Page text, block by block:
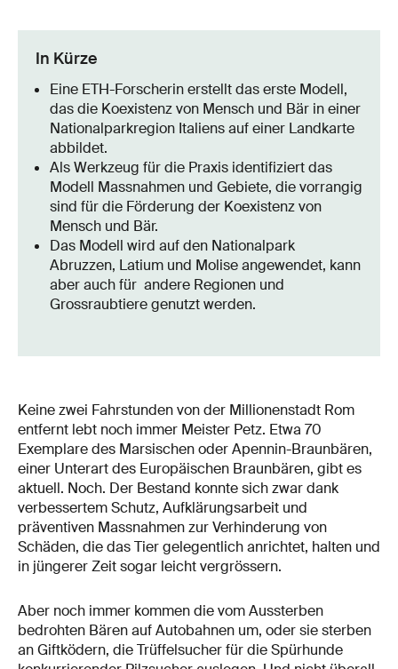
In Kürze
Eine ETH-Forscherin erstellt das erste Modell,
das die Koexistenz von Mensch und Bär in einer
Nationalparkregion Italiens auf einer Landkarte
abbildet.
Als Werkzeug für die Praxis identifiziert das
Modell Massnahmen und Gebiete, die vorrangig
sind für die Förderung der Koexistenz von
Mensch und Bär.
Das Modell wird auf den Nationalpark
Abruzzen, Latium und Molise angewendet, kann
aber auch für andere Regionen und
Grossraubtiere genutzt werden.
Keine zwei Fahrstunden von der Millionenstadt Rom
entfernt lebt noch immer Meister Petz. Etwa 70
Exemplare des Marsischen oder Apennin-Braunbären,
einer Unterart des Europäischen Braunbären, gibt es
aktuell. Noch. Der Bestand konnte sich zwar dank
verbessertem Schutz, Aufklärungsarbeit und
präventiven Massnahmen zur Verhinderung von
Schäden, die das Tier gelegentlich anrichtet, halten und
in jüngerer Zeit sogar leicht vergrössern.
Aber noch immer kommen die vom Aussterben
bedrohten Bären auf Autobahnen um, oder sie sterben
an Giftködern, die Trüffelsucher für die Spürhunde